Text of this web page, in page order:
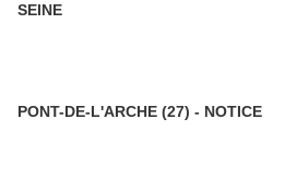
SEINE
PONT-DE-L'ARCHE (27) - NOTICE